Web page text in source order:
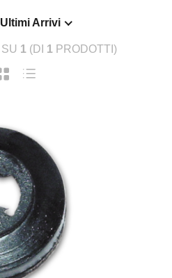
Ultimi Arrivi
SU 1 (DI 1 PRODOTTI)